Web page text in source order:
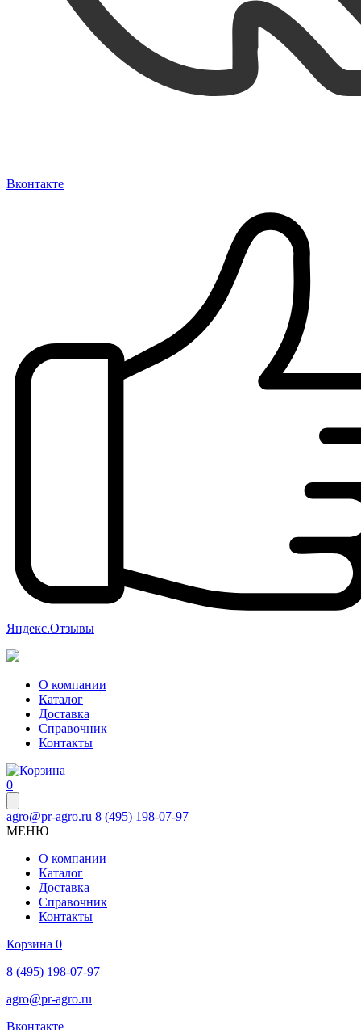
Вконтакте
Яндекс.Отзывы
О компании
Каталог
Доставка
Справочник
Контакты
0
agro@pr-agro.ru 8 (495) 198-07-97
МЕНЮ
О компании
Каталог
Доставка
Справочник
Контакты
Корзина 0
8 (495) 198-07-97
agro@pr-agro.ru
Вконтакте